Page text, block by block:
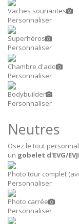
Vaches souriantes
Personnaliser
Superhéros
Personnaliser
Chambre d'ado
Personnaliser
Bodybuilder
Personnaliser
Neutres
Osez le tout
un gobelet d'EVG/
Photo tour complet
Personnaliser
Photo carrée
Personnaliser